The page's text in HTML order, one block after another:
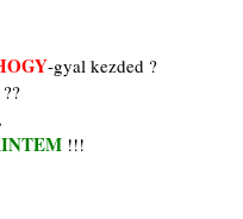
-gyal kezded ?
!!!